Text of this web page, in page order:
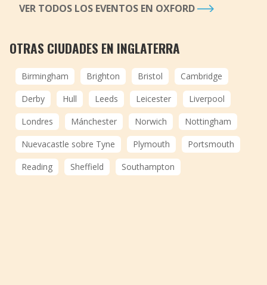
VER TODOS LOS EVENTOS EN OXFORD
OTRAS CIUDADES EN INGLATERRA
Birmingham Brighton Bristol
Cambridge
Derby
Hull Leeds Leicester
Liverpool
Londres
Mánchester Norwich
Nottingham
Nuevacastle sobre Tyne
Plymouth
Portsmouth
Reading
Sheffield Southampton